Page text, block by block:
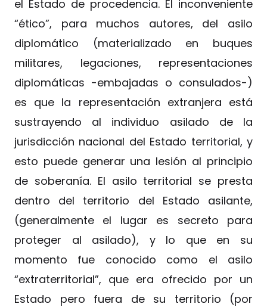
el Estado de procedencia. El inconveniente
“ético”, para muchos autores, del asilo
diplomático (materializado en buques
militares, legaciones, representaciones
diplomáticas -embajadas o consulados-)
es que la representación extranjera está
sustrayendo al individuo asilado de la
jurisdicción nacional del Estado territorial, y
esto puede generar una lesión al principio
de soberanía. El asilo territorial se presta
dentro del territorio del Estado asilante,
(generalmente el lugar es secreto para
proteger al asilado), y lo que en su
momento fue conocido como el asilo
“extraterritorial”, que era ofrecido por un
Estado pero fuera de su territorio (por